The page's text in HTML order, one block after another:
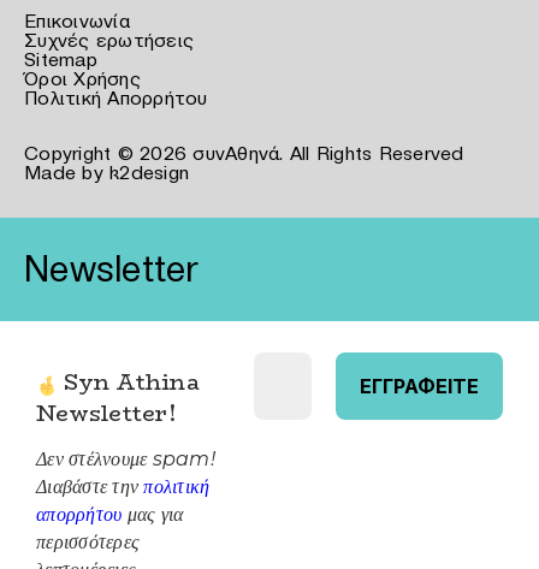
Επικοινωνία
Συχνές ερωτήσεις
Sitemap
Όροι Χρήσης
Πολιτική Απορρήτου
Copyright © 2026 συνΑθηνά. All Rights Reserved
Made by k2design
Newsletter
Syn Athina
Newsletter!
Δεν στέλνουμε spam!
Διαβάστε τηνπολιτική
απορρήτου μας για
περισσότερες